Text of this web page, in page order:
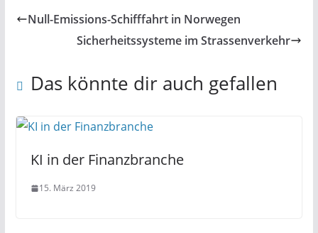
Null-Emissions-Schifffahrt in Norwegen
Sicherheitssysteme im Strassenverkehr
Das könnte dir auch gefallen
KI in der Finanzbranche
15. März 2019